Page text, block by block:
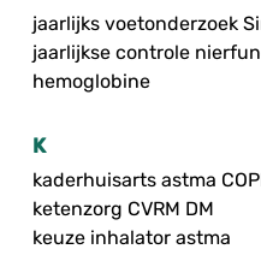
jaarlijks voetonderzoek
jaarlijkse controle
hemoglobine
K
kaderhuisarts astma
ketenzorg CVRM DM
keuze inhalator astma